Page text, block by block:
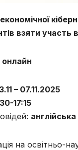
взяти участь
– 07.11.2025
17:15
англійська
на освітньо-